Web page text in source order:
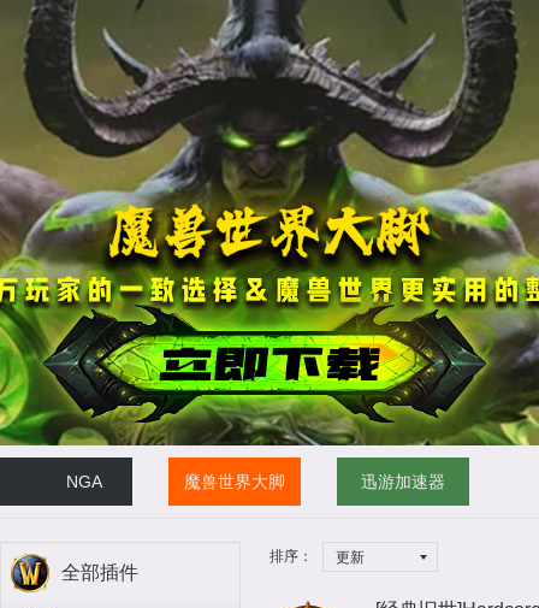
NGA 魔兽世界大脚 迅游加速器
全部插件
排序： 更新